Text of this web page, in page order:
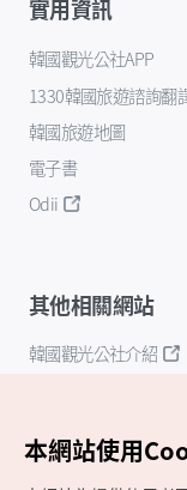
實用資訊
韓國觀光公社APP
1330韓國旅遊諮詢翻
韓國旅遊地圖
電子書
Odii
其他相關網站
韓國觀光公社介紹
本網站使用